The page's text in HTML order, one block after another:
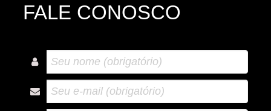
FALE CONOSCO